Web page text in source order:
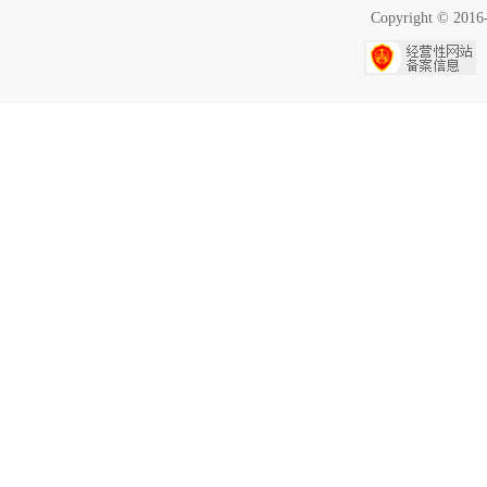
Copyright ©